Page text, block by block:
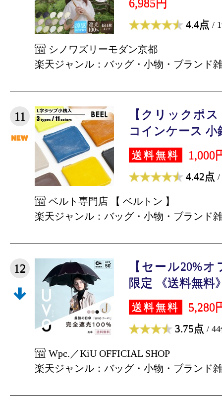
6,985円
4.4点 /
シノワズリーモダン京都
楽天ジャンル：バッグ・小物・ブランド
11
【クリックポ
コインケース 小
送料無料 1,000
4.42点 /
ベルト専門店 【 ベルトン 】
楽天ジャンル：バッグ・小物・ブランド
12
【セール20%
限定 《送料無料
送料無料 5,280
3.75点 /
Wpc.／KiU OFFICIAL SHOP
楽天ジャンル：バッグ・小物・ブランド